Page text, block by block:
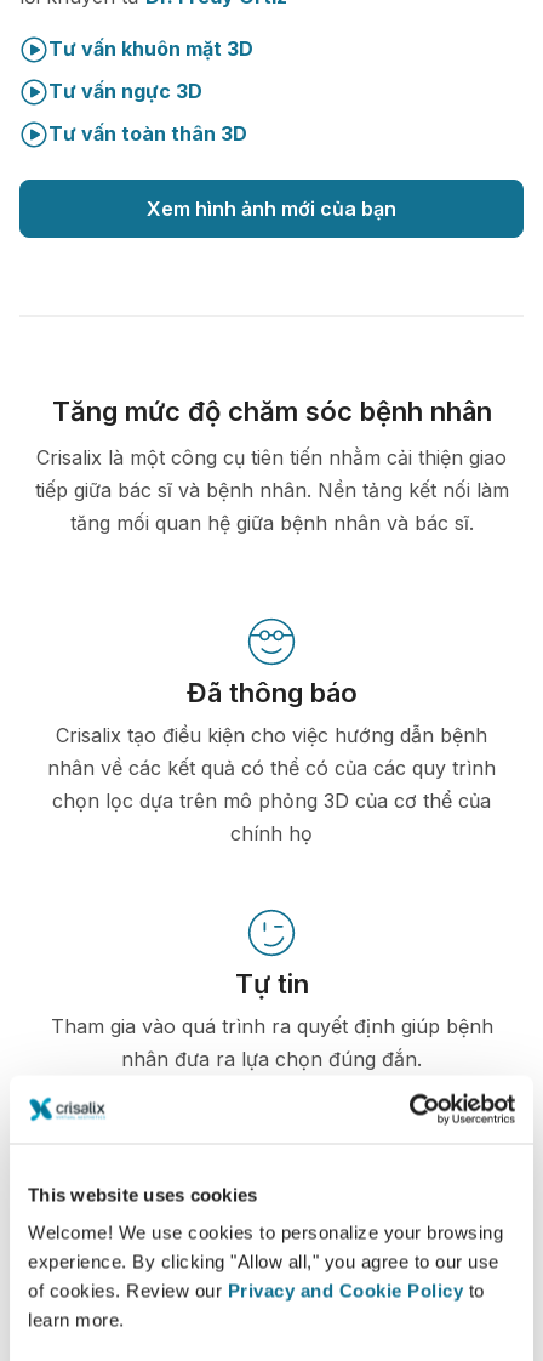
This website uses cookies
Welcome! We use cookies to personalize your browsing
experience. By clicking "Allow all," you agree to our use
of cookies. Review our Privacy and Cookie Policy to
learn more.
Tư vấn khuôn mặt 3D
Tư vấn ngực 3D
Tư vấn toàn thân 3D
Xem hình ảnh mới của bạn
Tăng mức độ chăm sóc bệnh nhân
Crisalix là một công cụ tiên tiến nhằm cải thiện giao
tiếp giữa bác sĩ và bệnh nhân. Nền tảng kết nối làm
tăng mối quan hệ giữa bệnh nhân và bác sĩ.
Đã thông báo
Crisalix tạo điều kiện cho việc hướng dẫn bệnh
nhân về các kết quả có thể có của các quy trình
chọn lọc dựa trên mô phỏng 3D của cơ thể của
chính họ
Tự tin
Tham gia vào quá trình ra quyết định giúp bệnh
nhân đưa ra lựa chọn đúng đắn.
Hài lòng
100% phụ nữ nói rằng họ đã hài hòng hoặc rất
hài lòng với phẫu thuật của mình sau khi nhìn
ảnh mô phỏng 3D Crisalix trước phẫu thuật.*